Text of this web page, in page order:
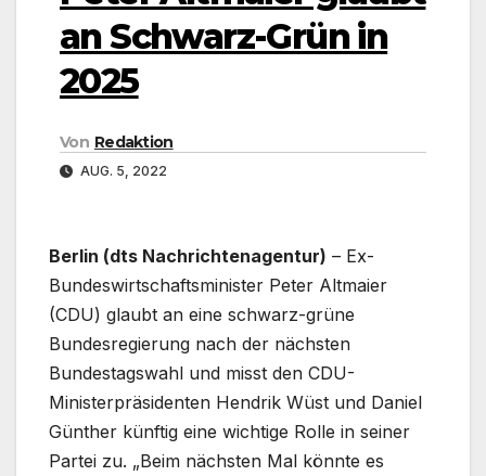
an Schwarz-Grün in
2025
Von Redaktion
AUG. 5, 2022
Berlin (dts Nachrichtenagentur) – Ex-
Bundeswirtschaftsminister Peter Altmaier
(CDU) glaubt an eine schwarz-grüne
Bundesregierung nach der nächsten
Bundestagswahl und misst den CDU-
Ministerpräsidenten Hendrik Wüst und Daniel
Günther künftig eine wichtige Rolle in seiner
Partei zu. „Beim nächsten Mal könnte es